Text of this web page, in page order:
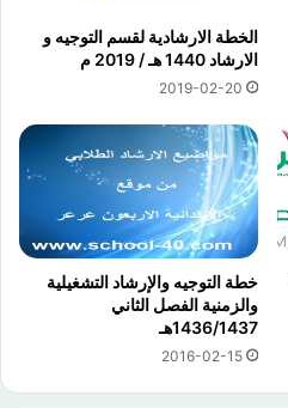
الخطة الارشادية لقسم التوجيه و
الارشاد 1440 هـ / 2019 م
2019-02-20
خطة التوجيه والإرشاد التشغيلية
والزمنية الفصل الثاني
1436/1437هـ
2016-02-15